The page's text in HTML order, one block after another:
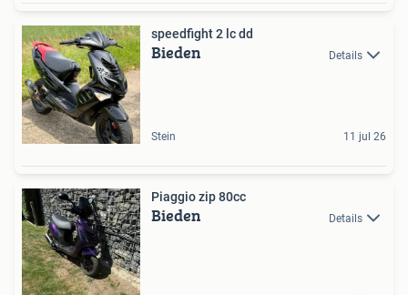
speedfight 2 lc dd
Bieden Details
Stein 11 jul 26
Piaggio zip 80cc
Bieden Details